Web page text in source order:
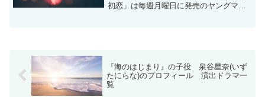
初恋」は毎週月曜日に発売のヤングマガ
『海のはじまり』の子役 泉谷星奈(いず
たにらな)のプロフィール 演出ドラマ一
覧